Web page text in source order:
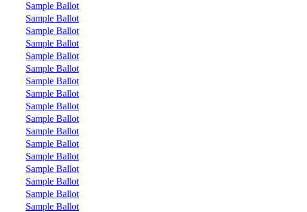
Sample Ballot
Sample Ballot
Sample Ballot
Sample Ballot
Sample Ballot
Sample Ballot
Sample Ballot
Sample Ballot
Sample Ballot
Sample Ballot
Sample Ballot
Sample Ballot
Sample Ballot
Sample Ballot
Sample Ballot
Sample Ballot
Sample Ballot